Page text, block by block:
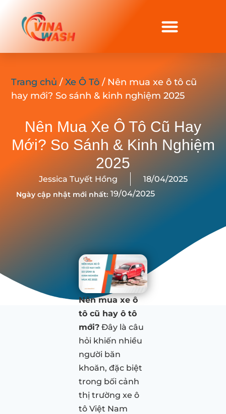
Trang chủ /Xe Ô Tô / Nên mua xe ô tô cũ
hay mới? So sánh & kinh nghiệm 2025
Nên Mua Xe Ô Tô Cũ Hay
Mới? So Sánh & Kinh Nghiệm
2025
Jessica Tuyết Hồng 18/04/2025
Ngày cập nhật mới nhất: 19/04/2025
Nên mua xe ô
tô cũ hay ô tô
mới? Đây là câu
hỏi khiến nhiều
người băn
khoăn, đặc biệt
trong bối cảnh
thị trường xe ô
tô Việt Nam